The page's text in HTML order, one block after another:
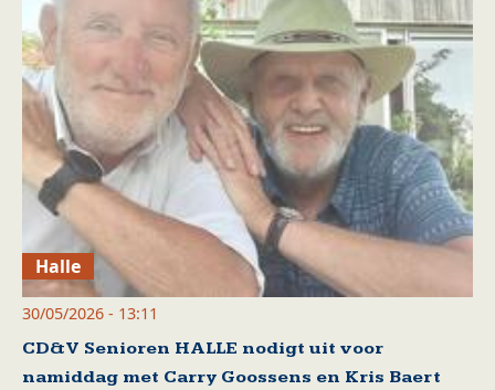
Halle
30/05/2026 - 13:11
CD&V Senioren HALLE nodigt uit voor
namiddag met Carry Goossens en Kris Baert